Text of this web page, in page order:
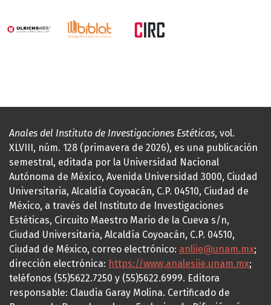
Anales del Instituto de Investigaciones Estéticas, vol.
XLVIII, núm. 128 (primavera de 2026), es una publicación
semestral, editada por la Universidad Nacional
Autónoma de México, Avenida Universidad 3000, Ciudad
Universitaria, Alcaldía Coyoacán, C.P. 04510, Ciudad de
México, a través del Instituto de Investigaciones
Estéticas, Circuito Maestro Mario de la Cueva s/n,
Ciudad Universitaria, Alcaldía Coyoacán, C.P. 04510,
Ciudad de México, correo electrónico: anliie@unam.mx;
dirección electrónica: https://www.analesiie.unam.mx;
teléfonos (55)5622.7250 y (55)5622.6999. Editora
responsable: Claudia Garay Molina. Certificado de